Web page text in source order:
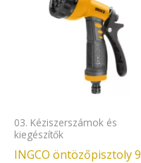
03. Kéziszerszámok és
kiegészítők
INGCO öntözőpisztoly 9